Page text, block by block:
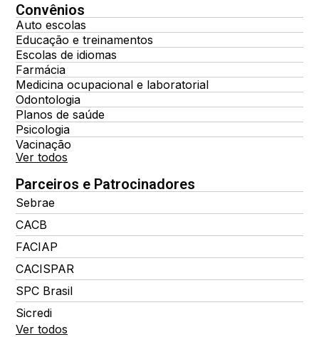
Convênios
Auto escolas
Educação e treinamentos
Escolas de idiomas
Farmácia
Medicina ocupacional e laboratorial
Odontologia
Planos de saúde
Psicologia
Vacinação
Ver todos
Parceiros e Patrocinadores
Sebrae
CACB
FACIAP
CACISPAR
SPC Brasil
Sicredi
Ver todos